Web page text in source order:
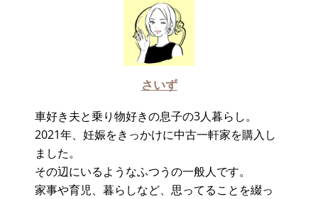
さいず
車好き夫と乗り物好きの息子の3人暮らし。
2021年、妊娠をきっかけに中古一軒家を購入し
ました。
その辺にいるようなふつうの一般人です。
家事や育児、暮らしなど、思ってることを綴っ